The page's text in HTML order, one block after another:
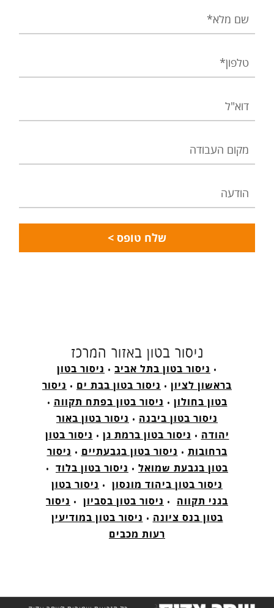
טלפון
דוא"ל
הודעה
ניסור בטון באזור המרכז
• ניסור בטון בתל אביב • ניסור בטון
בראשון לציון • ניסור בטון בבת ים • ניסור
בטון בחולון • ניסור בטון בפתח תקווה •
ניסור בטון ביבנה • ניסור בטון באור
יהודה • ניסור בטון ברמת גן • ניסור בטון
ברחובות • ניסור בטון בגבעתיים • ניסור
בטון בגבעת שמואל • ניסור בטון בלוד •
ניסור בטון ביהוד מונסון • ניסור בטון
בגני תקווה • ניסור בטון בסביון • ניסור
בטון בנס ציונה • ניסור בטון במודיעין
רעות מכבים